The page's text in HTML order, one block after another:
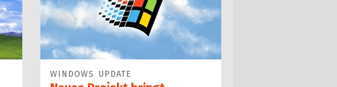
WINDOWS UPDATE